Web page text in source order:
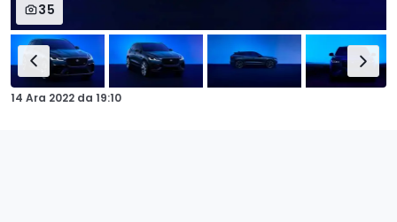
35
14 Ara 2022 da 19:10